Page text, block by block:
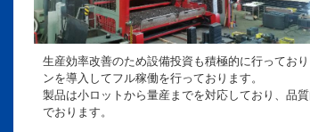
生産効率改善のため設備投資も積極的に行ってお
ンを導入してフル稼働を行っております。
製品は小ロットから量産までを対応しており、品
でおります。